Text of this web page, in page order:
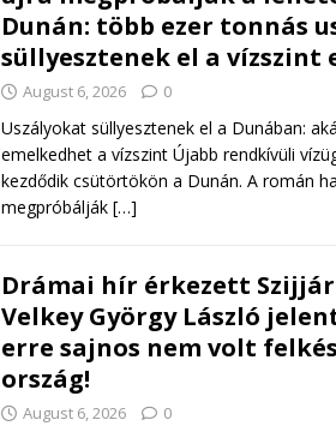
Dunán: több ezer tonnás
süllyesztenek el a vízszint
August 6, 2026 0
Uszályokat süllyesztenek el a Dunában:
emelkedhet a vízszint Újabb rendkívüli
kezdődik csütörtökön a Dunán. A román
megpróbálják […]
Drámai hír érkezett
Velkey György László
erre sajnos nem volt
ország!
August 6, 2026 0